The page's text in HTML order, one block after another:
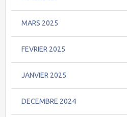
MARS 2025
FEVRIER 2025
JANVIER 2025
DECEMBRE 2024